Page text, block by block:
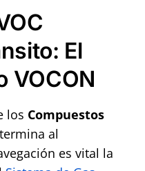
El
VOCON
los Compuestos
al
es vital la